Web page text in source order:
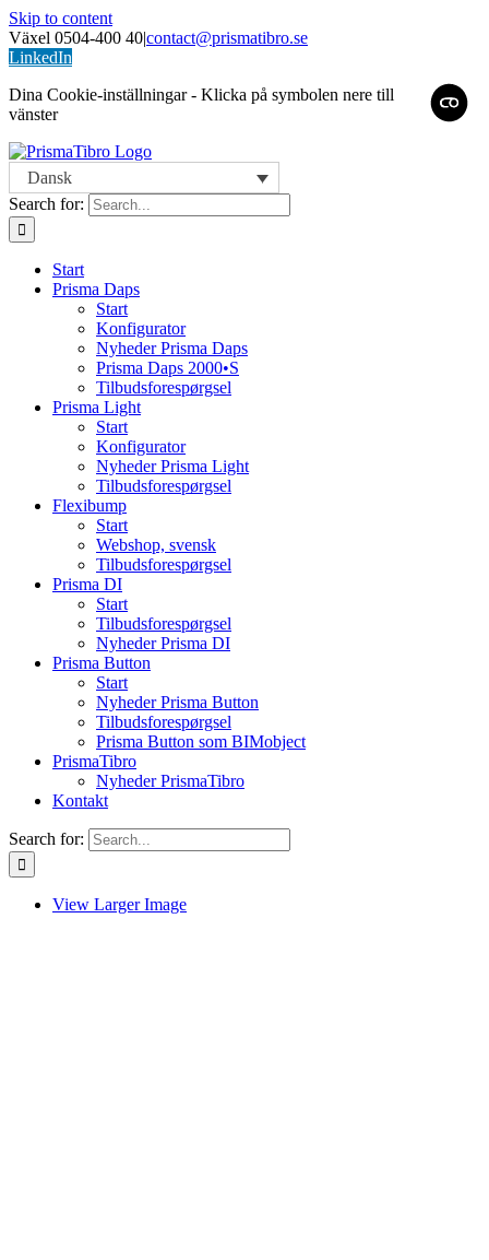
Skip to content
Växel 0504-400 40|contact@prismatibro.se
LinkedIn
Dina Cookie-inställningar - Klicka på symbolen nere till
vänster
Dansk
Search for:
Start
Prisma Daps
Start
Konfigurator
Nyheder Prisma Daps
Prisma Daps 2000•S
Tilbudsforespørgsel
Prisma Light
Start
Konfigurator
Nyheder Prisma Light
Tilbudsforespørgsel
Flexibump
Start
Webshop, svensk
Tilbudsforespørgsel
Prisma DI
Start
Tilbudsforespørgsel
Nyheder Prisma DI
Prisma Button
Start
Nyheder Prisma Button
Tilbudsforespørgsel
Prisma Button som BIMobject
PrismaTibro
Nyheder PrismaTibro
Kontakt
Search for:
View Larger Image